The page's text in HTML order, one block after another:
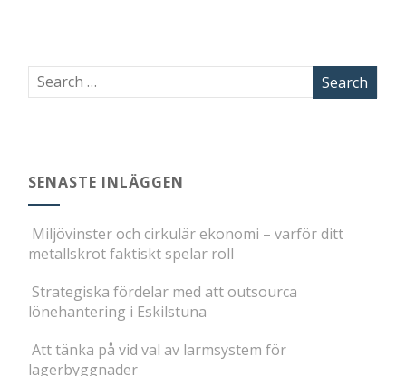
SENASTE INLÄGGEN
Miljövinster och cirkulär ekonomi – varför ditt
metallskrot faktiskt spelar roll
Strategiska fördelar med att outsourca
lönehantering i Eskilstuna
Att tänka på vid val av larmsystem för
lagerbyggnader